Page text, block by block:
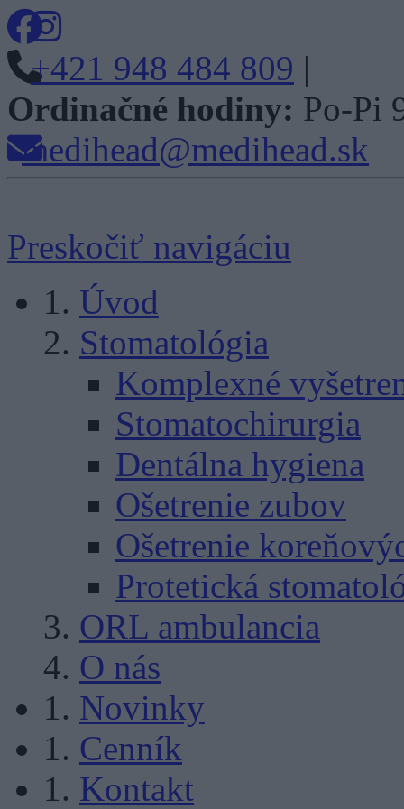
+421 948 484 809 |
Ordinačné hodiny: Po-Pi
medihead@medihead.sk
Preskočiť navigáciu
Úvod
Stomatológia
Komplexné
Stomatochirurgia
Dentálna hygiena
Ošetrenie zubov
Ošetrenie
Protetická
ORL ambulancia
O nás
Novinky
Cenník
Kontakt